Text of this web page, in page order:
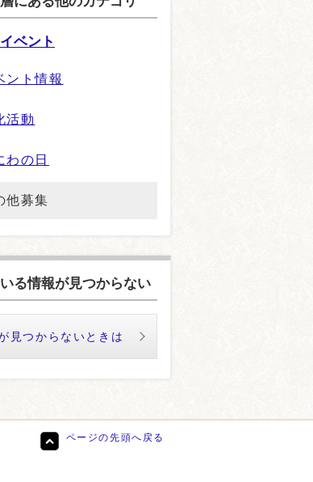
ベント
ント情報
活動
わの日
他募集
る情報が見つからない
見つからないときは
ページの先頭へ戻る